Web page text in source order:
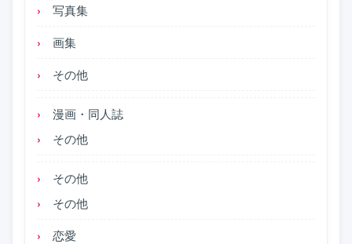
写真集
画集
その他
漫画・同人誌
その他
その他
その他
恋愛